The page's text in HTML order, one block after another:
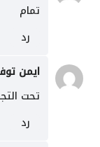
تمام
رد
ايمن
تحت
رد